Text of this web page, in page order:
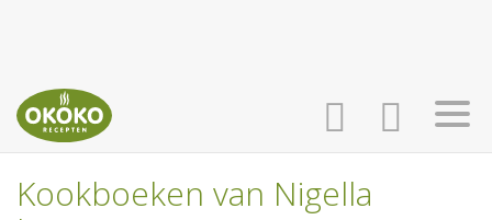
INLOGGEN
HOME
Kookboeken van Nigella